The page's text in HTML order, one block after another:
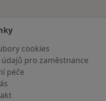
cookies
pro zaměstnance
péče